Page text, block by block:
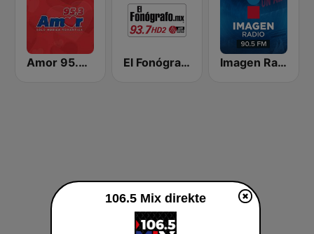
Amor 95.3 FM El Fonógrafo HD2 Imagen Radio 90.5 FM
106.5 Mix direkte